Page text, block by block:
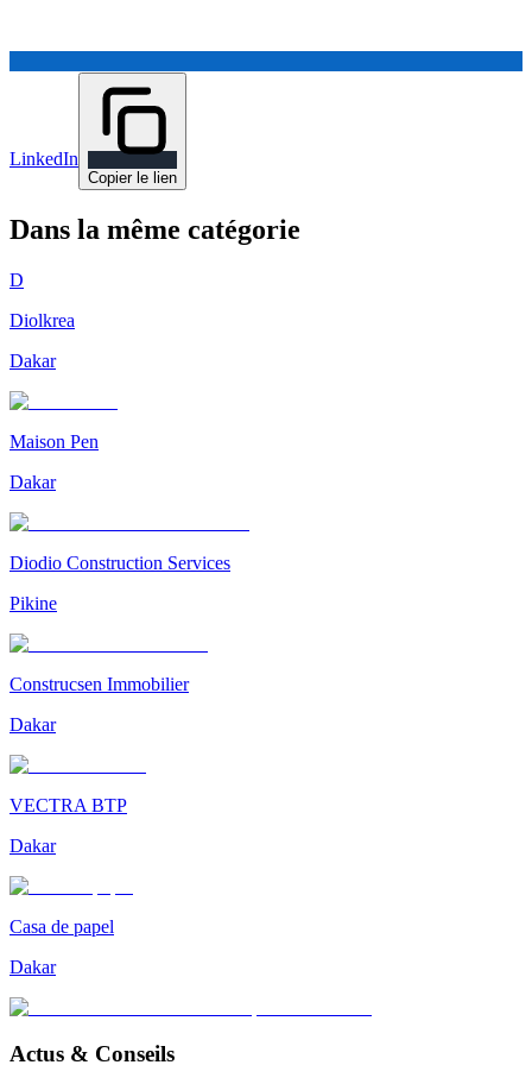
LinkedIn
Copier le lien
Dans la même catégorie
D
Diolkrea
Dakar
Maison Pen
Dakar
Diodio Construction Services
Pikine
Construcsen Immobilier
Dakar
VECTRA BTP
Dakar
Casa de papel
Dakar
Actus & Conseils